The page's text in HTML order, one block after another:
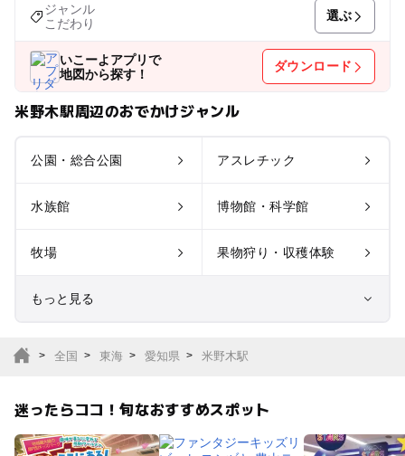
ジャンル
こだわり
選ぶ
いこーよアプリで
地図から探す！
ダウンロード
米野木駅周辺のおでかけジャンル
公園・総合公園 アスレチック
水族館 博物館・科学館
牧場 果物狩り・収穫体験
もっと見る
サファリパーク
植物園・フラワーパー
ク
全国 東海 愛知県 米野木駅
迷ったらココ！旬なおすすめスポット